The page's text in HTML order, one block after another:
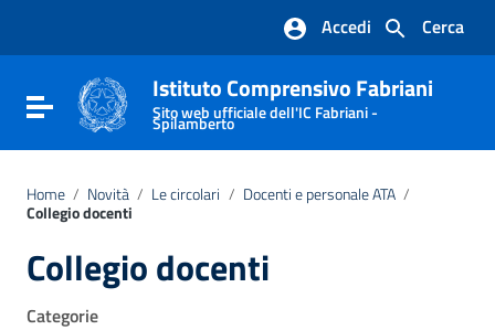
Vai al footer
Cerca
Accedi
Attiva / disattiva la navigazione
Istituto Comprensivo Fabriani
Sito web ufficiale dell'IC Fabriani -
Spilamberto
Home / Novità / Le circolari / Docenti e personale ATA /
Collegio docenti
Collegio docenti
Categorie